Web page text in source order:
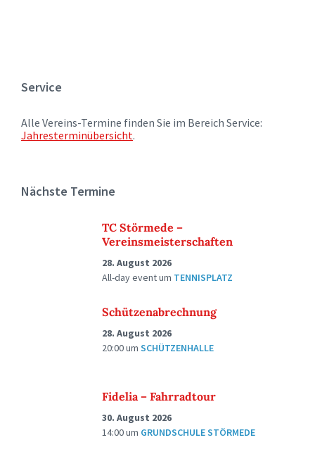
Service
Alle Vereins-Termine finden Sie im Bereich Service:
Jahresterminübersicht.
Nächste Termine
TC Störmede –
Vereinsmeisterschaften
28. August 2026
All-day eventum TENNISPLATZ
Schützenabrechnung
28. August 2026
20:00um SCHÜTZENHALLE
Fidelia – Fahrradtour
30. August 2026
14:00um GRUNDSCHULE STÖRMEDE